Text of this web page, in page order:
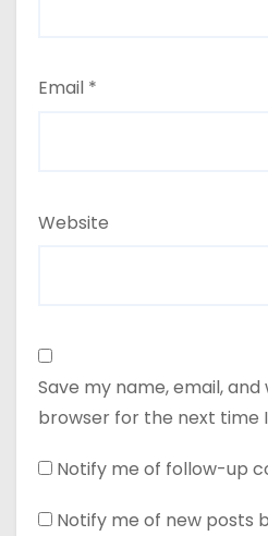
Email *
Website
Save my name, email,
browser for the next time
Notify me of follow-up
Notify me of new posts